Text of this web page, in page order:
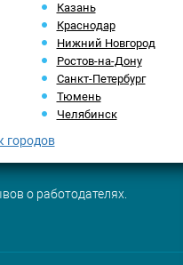
Казань
Краснодар
Нижний Новгород
Ростов-на-Дону
Санкт-Петербург
Тюмень
Челябинск
городов
о работодателях.